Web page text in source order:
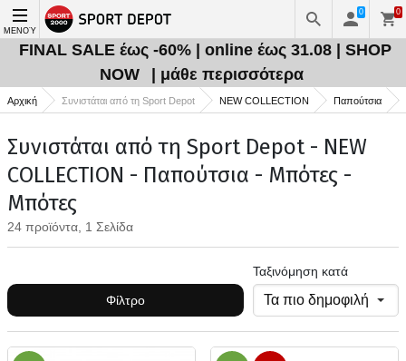
ΜΕΝΟΎ
0 0
FINAL SALE έως -60% | online έως 31.08 | SHOP
NOW
| μάθε περισσότερα
Αρχική Συνιστάται από τη Sport Depot NEW COLLECTION Παπούτσια
Συνιστάται από τη Sport Depot - NEW
COLLECTION - Παπούτσια - Μπότες -
Μπότες
24 προϊόντα, 1 Σελίδα
Φίλτρο
Ταξινόμηση κατά